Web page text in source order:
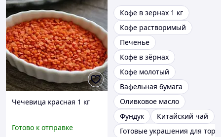
Чечевица красная 1 кг
Готово к отправке
Кофе в зернах 1 кг
Кофе растворимый
Печенье
Кофе в зёрнах
Кофе молотый
Вафельная бумага
Оливковое масло
Фундук
Китайский чай
Готовые украшения для